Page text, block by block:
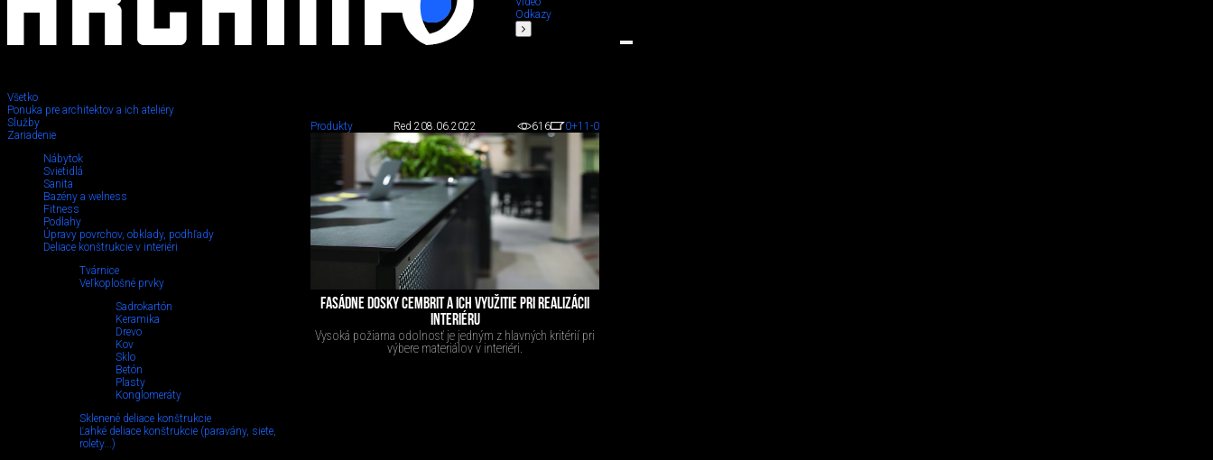
Odkazy
Všetko
Ponuka pre architektov a ich ateliéry
Služby
Zariadenie
Nábytok
Svietidlá
Sanita
Bazény a welness
Fitness
Podlahy
Úpravy povrchov, obklady, podhľady
Deliace konštrukcie v interiéri
Tvárnice
Veľkoplošné prvky
Sadrokartón
Keramika
Drevo
Kov
Sklo
Betón
Plasty
Konglomeráty
Sklenené deliace konštrukcie
Ľahké deliace konštrukcie (paravány, siete,
rolety...)
Betón
Produkty Red 208.06.2022 616 0+11 -0
FASÁDNE DOSKY CEMBRIT A ICH VYUŽITIE PRI REALIZÁCII
INTERIÉRU
Vysoká požiarna odolnosť je jedným z hlavných kritérií pri
výbere materiálov v interiéri.